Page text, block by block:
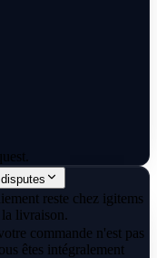
reste chez igitems
livraison.
commande n'est pas
êtes intégralement